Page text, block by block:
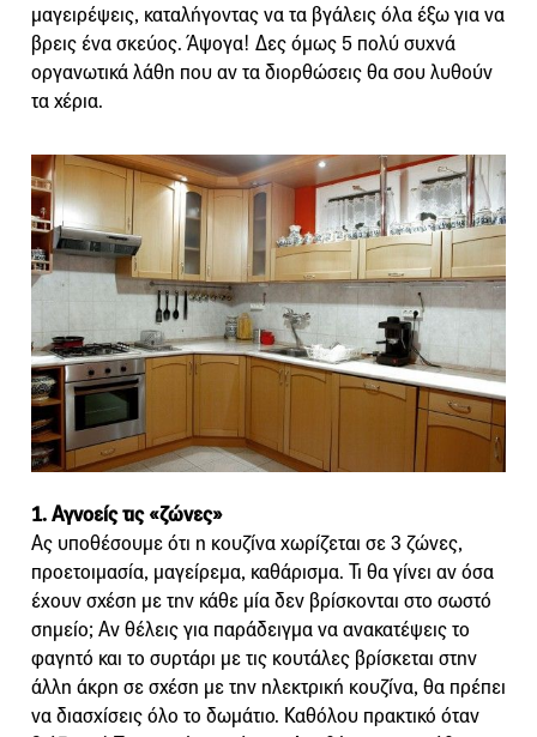
μαγειρέψεις, καταλήγοντας να τα βγάλεις όλα έξω για να
βρεις ένα σκεύος. Άψογα! Δες όμως 5 πολύ συχνά
οργανωτικά λάθη που αν τα διορθώσεις θα σου λυθούν
τα χέρια.
1. Αγνοείς τις «ζώνες»
Ας υποθέσουμε ότι η κουζίνα χωρίζεται σε 3 ζώνες,
προετοιμασία, μαγείρεμα, καθάρισμα. Τι θα γίνει αν όσα
έχουν σχέση με την κάθε μία δεν βρίσκονται στο σωστό
σημείο; Αν θέλεις για παράδειγμα να ανακατέψεις το
φαγητό και το συρτάρι με τις κουτάλες βρίσκεται στην
άλλη άκρη σε σχέση με την ηλεκτρική κουζίνα, θα πρέπει
να διασχίσεις όλο το δωμάτιο. Καθόλου πρακτικό όταν